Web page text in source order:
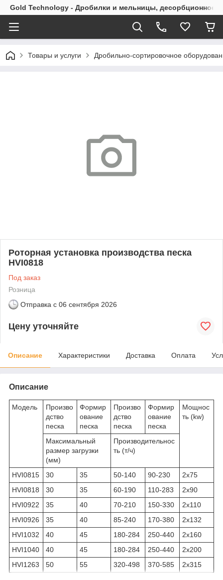
Gold Technology - Дробилки и мельницы, десорбционное
Товары и услуги Дробильно-сортировочное
Роторная установка производства песка
HVI0818
Под заказ
Розница
Отправка с 06 сентября 2026
Цену уточняйте
Описание Характеристики Доставка Оплата
Описание
Модель
Произво
дство
песка
Формир
ование
песка
Произво
дство
песка
Формир
ование
песка
Мощнос
ть (kw)
Максимальный
размер загрузки
(мм)
Производительнос
ть (т/ч)
HVI0815 30 35 50-140 90-230
2x75
HVI0818
30 35 60-190 110-283
2x90
HVI0922
35 40 70-210 150-330
2x110
HVI0926
35 40 85-240 170-380
2x132
HVI1032
40 45 180-284 250-440
2x160
HVI1040
40 45 180-284 250-440
2x200
HVI1263
50 55 320-498 370-585 2x315